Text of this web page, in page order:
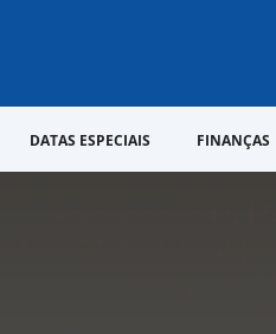
DATAS ESPECIAIS FINANÇAS